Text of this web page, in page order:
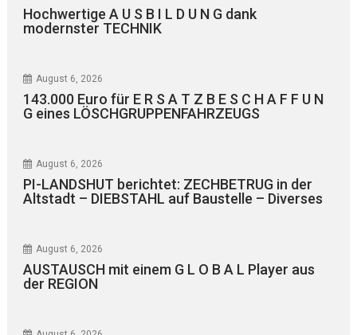
Hochwertige A U S B I L D U N G dank
modernster TECHNIK
August 6, 2026
143.000 Euro für E R S A T Z B E S C H A F F U N
G eines LÖSCHGRUPPENFAHRZEUGS
August 6, 2026
PI-LANDSHUT berichtet: ZECHBETRUG in der
Altstadt – DIEBSTAHL auf Baustelle – Diverses
August 6, 2026
AUSTAUSCH mit einem G L O B A L Player aus
der REGION